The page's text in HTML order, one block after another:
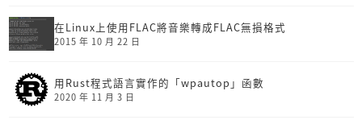
在Linux上使用FLAC將音樂轉成FLAC無損格式
2015 年 10 月 22 日
用Rust程式語言實作的「wpautop」函數
2020 年 11 月 3 日